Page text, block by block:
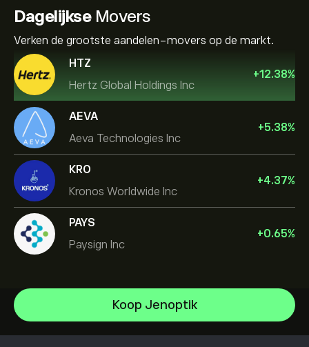
DagelijkseMovers
Verken de grootste aandelen-movers op de markt.
HTZ
Hertz Global Holdings Inc
+12.38%
AEVA
Aeva Technologies Inc
+5.38%
KRO
Kronos Worldwide Inc
+4.37%
PAYS
Paysign Inc
+0.65%
Koop Jenoptik
Micron Technology, Inc.
Vistra Corp